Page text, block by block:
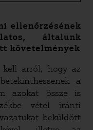
ellenőrzésének
általunk
követelmények
kell arról, hogy az
a
azokat össze is
vétel iránti
beküldött